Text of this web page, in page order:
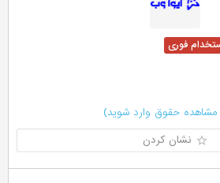
مشاهده حقوق وارد شوید)
نشان کردن